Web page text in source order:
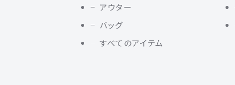
アウター
バッグ
すべてのアイテム